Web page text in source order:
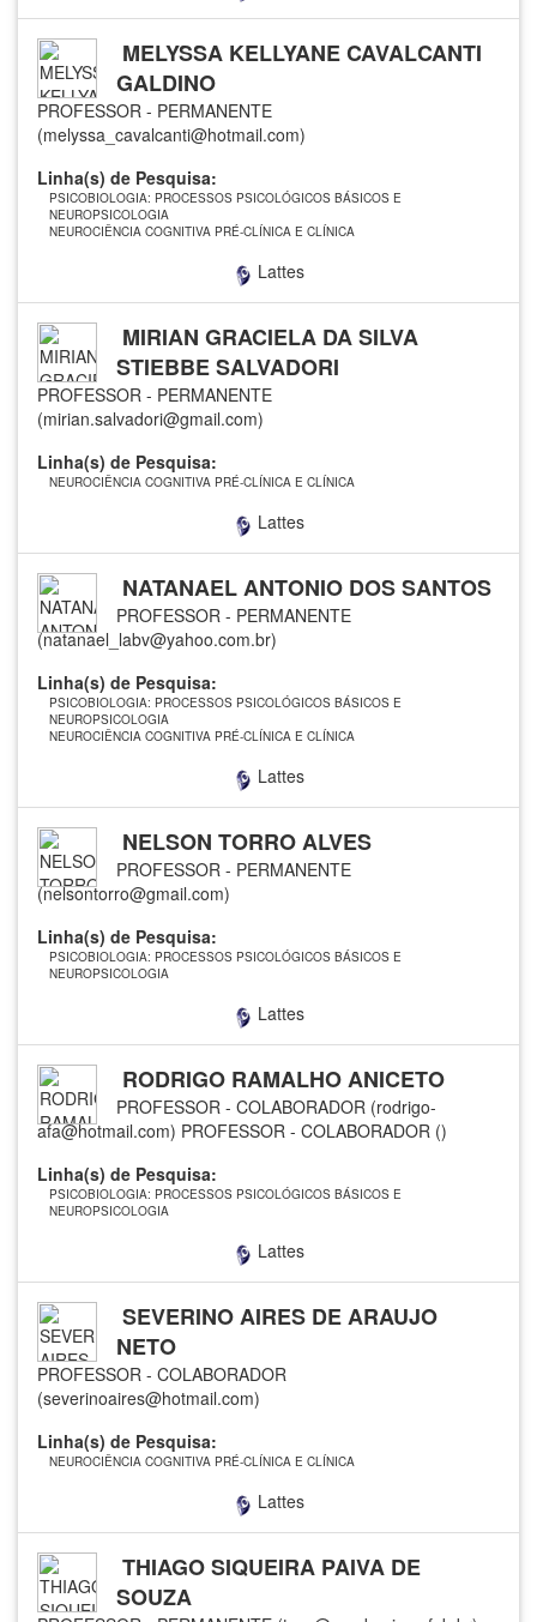
MELYSSA KELLYANE CAVALCANTI
GALDINO
PROFESSOR - PERMANENTE
(melyssa_cavalcanti@hotmail.com)
Linha(s) de Pesquisa:
PSICOBIOLOGIA: PROCESSOS PSICOLÓGICOS BÁSICOS E
NEUROPSICOLOGIA
NEUROCIÊNCIA COGNITIVA PRÉ-CLÍNICA E CLÍNICA
Lattes
MIRIAN GRACIELA DA SILVA
STIEBBE SALVADORI
PROFESSOR - PERMANENTE
(mirian.salvadori@gmail.com)
Linha(s) de Pesquisa:
NEUROCIÊNCIA COGNITIVA PRÉ-CLÍNICA E CLÍNICA
Lattes
NATANAEL ANTONIO DOS SANTOS
PROFESSOR - PERMANENTE
(natanael_labv@yahoo.com.br)
Linha(s) de Pesquisa:
PSICOBIOLOGIA: PROCESSOS PSICOLÓGICOS BÁSICOS E
NEUROPSICOLOGIA
NEUROCIÊNCIA COGNITIVA PRÉ-CLÍNICA E CLÍNICA
Lattes
NELSON TORRO ALVES
PROFESSOR - PERMANENTE
(nelsontorro@gmail.com)
Linha(s) de Pesquisa:
PSICOBIOLOGIA: PROCESSOS PSICOLÓGICOS BÁSICOS E
NEUROPSICOLOGIA
Lattes
RODRIGO RAMALHO ANICETO
PROFESSOR - COLABORADOR (rodrigo-
afa@hotmail.com) PROFESSOR - COLABORADOR ()
Linha(s) de Pesquisa:
PSICOBIOLOGIA: PROCESSOS PSICOLÓGICOS BÁSICOS E
NEUROPSICOLOGIA
Lattes
SEVERINO AIRES DE ARAUJO
NETO
PROFESSOR - COLABORADOR
(severinoaires@hotmail.com)
Linha(s) de Pesquisa:
NEUROCIÊNCIA COGNITIVA PRÉ-CLÍNICA E CLÍNICA
Lattes
THIAGO SIQUEIRA PAIVA DE
SOUZA